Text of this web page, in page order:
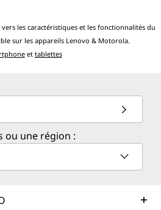
vers les caractéristiques et les fonctionnalités du
sur les appareils Lenovo & Motorola.
et tablettes
ou une région :